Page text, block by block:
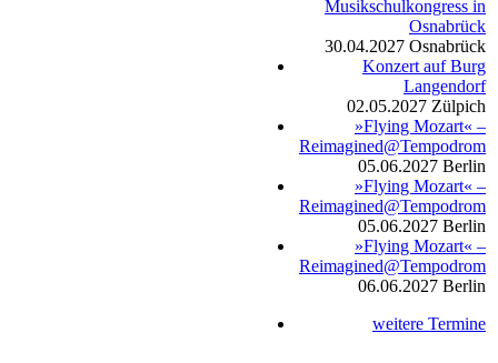
Musikschulkongress in
Osnabrück
30.04.2027 Osnabrück
Konzert auf Burg
Langendorf
02.05.2027 Zülpich
»Flying Mozart« –
Reimagined@Tempodrom
05.06.2027 Berlin
»Flying Mozart« –
Reimagined@Tempodrom
05.06.2027 Berlin
»Flying Mozart« –
Reimagined@Tempodrom
06.06.2027 Berlin
weitere Termine